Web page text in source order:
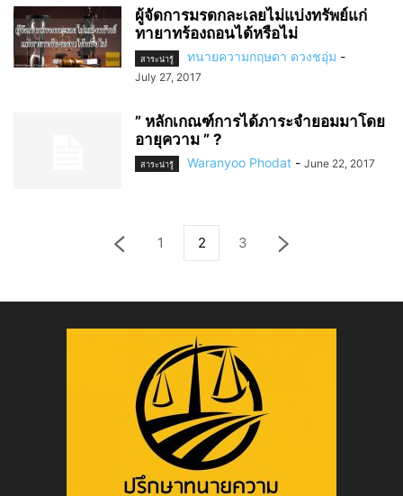
ผู้จัดการมรดกละเลยไม่แบ่งทรัพย์แก่
ทายาทร้องถอนได้หรือไม่
สาระน่ารู้ ทนายความกฤษดา ดวงชอุ่ม -
July 27, 2017
” หลักเกณฑ์การได้ภาระจำยอมมาโดย
อายุความ ” ?
สาระน่ารู้ Waranyoo Phodat - June 22, 2017
1 2 3